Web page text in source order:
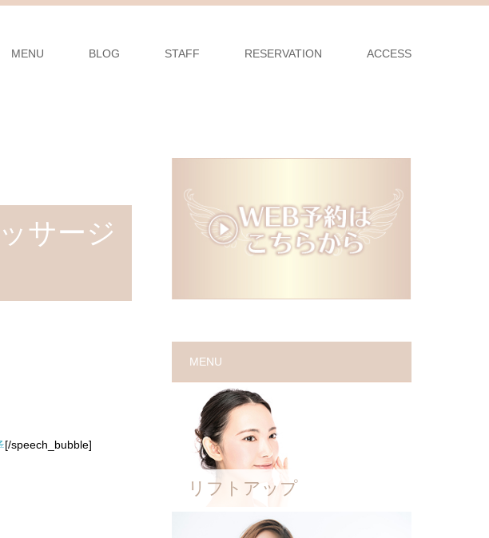
MENU
BLOG STAFF RESERVATION ACCESS
サージ
[/speech_bubble]
MENU
リフトアップ